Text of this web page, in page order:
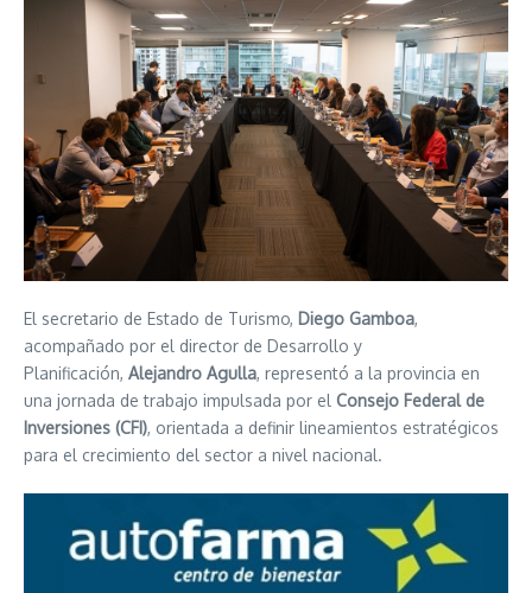
El secretario de Estado de Turismo, Diego Gamboa,
acompañado por el director de Desarrollo y
Planificación, Alejandro Agulla, representó a la provincia en
una jornada de trabajo impulsada por el Consejo Federal de
Inversiones (CFI), orientada a definir lineamientos estratégicos
para el crecimiento del sector a nivel nacional.